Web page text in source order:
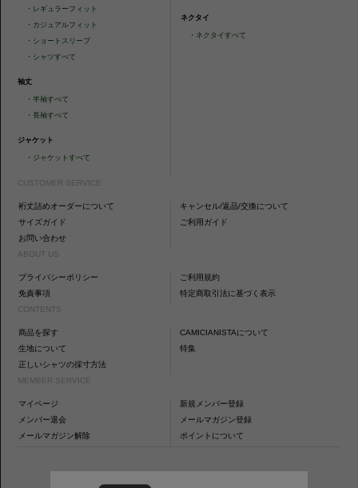
・ レギュラーフィット
・ カジュアルフィット
・ ショートスリーブ
・ シャツすべて
袖丈
・半袖すべて
・長袖すべて
ジャケット
・ ジャケットすべて
ネクタイ
・ ネクタイすべて
CUSTOMER SERVICE
裄丈詰めオーダーについて
キャンセル/返品/交換について
サイズガイド
ご利用ガイド
お問い合わせ
ABOUT US
プライバシーポリシー
ご利用規約
免責事項
特定商取引法に基づく表示
CONTENTS
商品を探す
CAMICIANISTAについて
生地について
特集
正しいシャツの採寸方法
MEMBER SERVICE
マイページ
新規メンバー登録
メンバー退会
メールマガジン登録
メールマガジン解除
ポイントについて